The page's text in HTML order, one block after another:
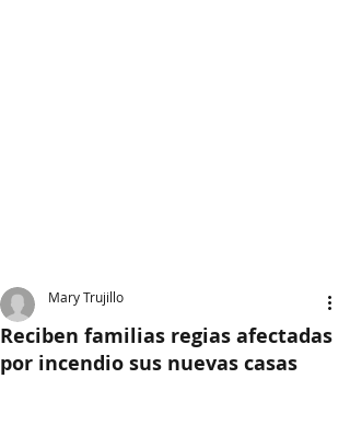
Reciben familias regias afectadas
por incendio sus nuevas casas
Mary Trujillo